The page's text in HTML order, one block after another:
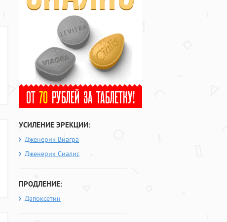
УСИЛЕНИЕ ЭРЕКЦИИ:
Дженерик Виагра
Дженерик Сиалис
ПРОДЛЕНИЕ:
Дапоксетин